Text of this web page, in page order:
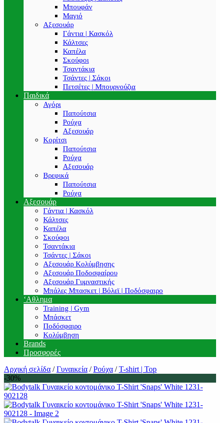
Μπουφάν
Μαγιό
Αξεσουάρ
Γάντια | Κασκόλ
Κάλτσες
Καπέλα
Σκούφοι
Τσαντάκια
Τσάντες | Σάκοι
Πετσέτες | Μπουρνούζια
Παιδικά
Αγόρι
Παπούτσια
Ρούχα
Αξεσουάρ
Κορίτσι
Παπούτσια
Ρούχα
Αξεσουάρ
Βρεφικά
Παπούτσια
Ρούχα
Αξεσουάρ
Γάντια | Κασκόλ
Κάλτσες
Καπέλα
Σκούφοι
Τσαντάκια
Τσάντες | Σάκοι
Αξεσουάρ Κολύμβησης
Αξεσουάρ Ποδοσφαίρου
Αξεσουάρ Γυμναστικής
Μπάλες Μπασκετ | Βόλεϊ | Ποδόσφαιρο
‘Αθλημα
Training | Gym
Μπάσκετ
Ποδόσφαιρο
Κολύμβηση
Brands
Προσφορές
Αρχική σελίδα / Γυναικεία / Ρούχα / T-shirt | Top
-30%